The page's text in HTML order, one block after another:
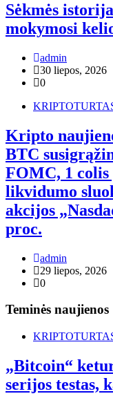
Sėkmės
mokymosi
admin
30 liepos, 2026
0
Kripto
BTC
FOMC, 1
likvidumo
akcijos
proc.
admin
29 liepos, 2026
0
Teminės naujienos
„Bitcoin“
serijos testas,